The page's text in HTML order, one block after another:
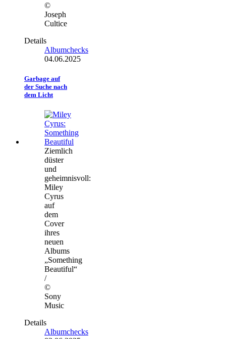
©
Joseph
Cultice
Details
Albumchecks
04.06.2025
Garbage auf
der Suche nach
dem Licht
Ziemlich
düster
und
geheimnisvoll:
Miley
Cyrus
auf
dem
Cover
ihres
neuen
Albums
„Something
Beautiful“
/
©
Sony
Music
Details
Albumchecks